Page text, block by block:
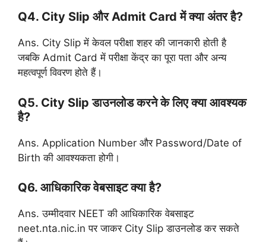
Q4. City Slip और Admit Card में क्या अंतर है?
Ans. City Slip में केवल परीक्षा शहर की जानकारी होती है
जबकि Admit Card में परीक्षा केंद्र का पूरा पता और अन्य
महत्वपूर्ण विवरण होते हैं।
Q5. City Slip डाउनलोड करने के लिए क्या आवश्यक
है?
Ans. Application Number और Password/Date of
Birth की आवश्यकता होगी।
Q6. आधिकारिक वेबसाइट क्या है?
Ans. उम्मीदवार NEET की आधिकारिक वेबसाइट
neet.nta.nic.in पर जाकर City Slip डाउनलोड कर सकते